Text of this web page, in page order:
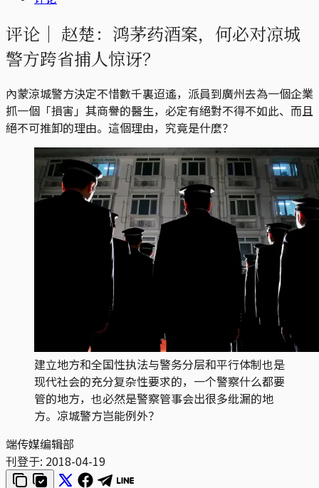
评论｜ 赵楚：鸿茅药酒案，何必对凉城
警方跨省捕人惊讶？
內蒙涼城警方決定不惜數千裏迢遙，派員到廣州去為一個企業
抓一個「損害」其商譽的醫生，必定有絕對不得不如此、而且
絕不可推卸的理由。這個理由，究竟是什麼？
建立地方和全国性执法与警务分层和平行体制也是
现代社会的充分复杂性要求的，一个警察什么都要
管的地方，也必然是警察管事会出很多纰漏的地
方。凉城警方岂能例外？
端传媒编辑部
刊登于: 2018-04-19